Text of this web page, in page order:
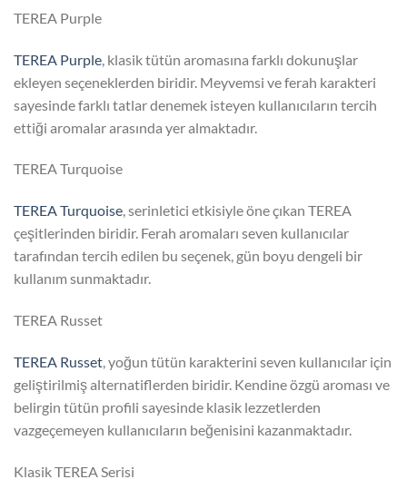
TEREA Purple
TEREA Purple , klasik tütün aromasına farklı dokunuşlar
ekleyen seçeneklerden biridir. Meyvemsi ve ferah karakteri
sayesinde farklı tatlar denemek isteyen kullanıcıların tercih
ettiği aromalar arasında yer almaktadır.
TEREA Turquoise
TEREA Turquoise, serinletici etkisiyle öne çıkan TEREA
çeşitlerinden biridir. Ferah aromaları seven kullanıcılar
tarafından tercih edilen bu seçenek, gün boyu dengeli bir
kullanım sunmaktadır.
TEREA Russet
TEREA Russet , yoğun tütün karakterini seven kullanıcılar için
geliştirilmiş alternatiflerden biridir. Kendine özgü aroması ve
belirgin tütün profili sayesinde klasik lezzetlerden
vazgeçemeyen kullanıcıların beğenisini kazanmaktadır.
Klasik TEREA Serisi